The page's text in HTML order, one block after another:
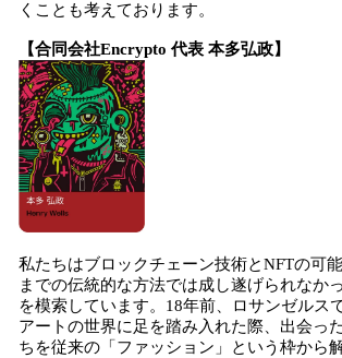
くことも考えております。
【合同会社Encrypto 代表 本多弘政】
私たちはブロックチェーン技術とNFTの可
までの伝統的な方法では成し遂げられなか
を模索しています。18年前、ロサンゼルス
アートの世界に足を踏み入れた際、出会っ
ちを従来の「ファッション」という枠から